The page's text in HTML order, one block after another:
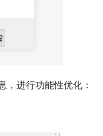
，进行功能性优化：